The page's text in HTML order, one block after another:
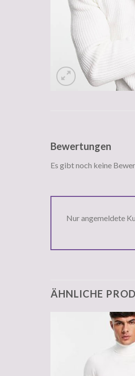
Bewertungen
Es gibt noch keine
Nur angemeldete
ÄHNLICHE